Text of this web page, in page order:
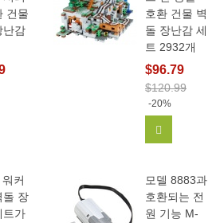
건물
난감
호환 건물 벽
돌 장난감 세
트 2932개
$96.79
$120.99
-20%
커
돌 장
트가
모델 8883과
호환되는 전
원 기능 M-